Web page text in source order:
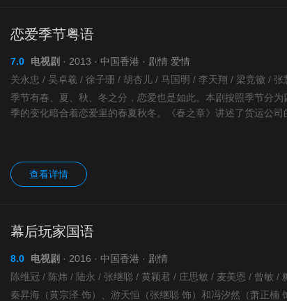
恋爱季节粤语
7.0 电视剧 · 2013 · 中国香港 · 剧情 爱情
季节有春、夏、秋、冬之分，恋爱也是如此。本剧按照季节分
季的变化暗合着恋爱里的春夏秋冬。《春之章》讲述了货运公司
查看详情
幕后玩家国语
8.0 电视剧 · 2016 · 中国香港 · 剧情
秦昇海（黄宗泽 饰）、游天恒（张继聪 饰）和冯汐然（萧正楠